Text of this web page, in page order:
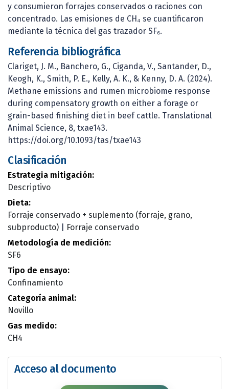
y consumieron forrajes conservados o raciones con
concentrado. Las emisiones de CH₄ se cuantificaron
mediante la técnica del gas trazador SF₆.
Referencia bibliográfica
Clariget, J. M., Banchero, G., Ciganda, V., Santander, D.,
Keogh, K., Smith, P. E., Kelly, A. K., & Kenny, D. A. (2024).
Methane emissions and rumen microbiome response
during compensatory growth on either a forage or
grain-based finishing diet in beef cattle. Translational
Animal Science, 8, txae143.
https://doi.org/10.1093/tas/txae143
Clasificación
Estrategia mitigación:
Descriptivo
Dieta:
Forraje conservado + suplemento (forraje, grano,
subproducto)
Forraje conservado
Metodología de medición:
SF6
Tipo de ensayo:
Confinamiento
Categoría animal:
Novillo
Gas medido:
CH4
Acceso al documento